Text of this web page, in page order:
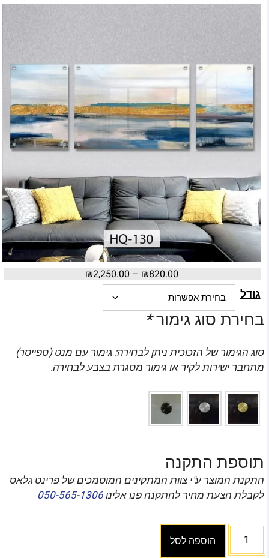
₪820.00
–
₪2,250.00
גודל
בחירת סוג גימור*
סוג הגימור של הזכוכית ניתן לבחירה: גימור עם מנט (ספייסר)
מתחבר ישירות לקיר או גימור מסגרת בצבע לבחירה.
תוספת התקנה
התקנת המוצר ע"י צוות המתקינים המוסמכים של פרינט גלאס
לקבלת הצעת מחיר להתקנה פנו אלינו050-565-1306
הוספה לסל